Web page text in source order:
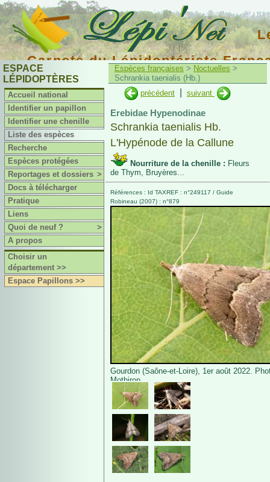
Carnets du Lépidoptériste
ESPACE
LÉPIDOPTÈRES
Accueil national
Identifier un papillon
Identifier une chenille
Liste des espèces
Recherche
Espèces protégées
Reportages et dossiers >
Docs à télécharger
Pratique
Liens
Quoi de neuf ?
>
A propos
Choisir un
département >>
Espace Papillons >>
Espèces françaises > Noctuelles >
Schrankia taenialis (Hb.)
précédent
suivant
Erebidae Hypenodinae
Schrankia taenialis Hb.
L'Hypénode de la Callune
Nourriture de la chenille : Fleurs
de Thym, Bruyères...
Références : Id TAXREF : n°249117 / Guide
Robineau (2007) : n°879
Gourdon (Saône-et-Loire), 1er août 2022.
Mothiron.